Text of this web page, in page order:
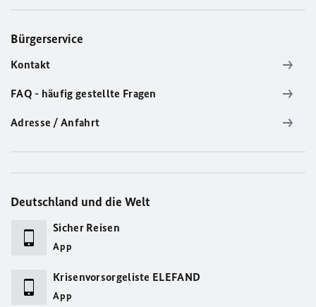
Bürgerservice
Kontakt
FAQ - häufig gestellte Fragen
Adresse / Anfahrt
Deutschland und die Welt
Sicher Reisen
App
Krisenvorsorgeliste ELEFAND
App